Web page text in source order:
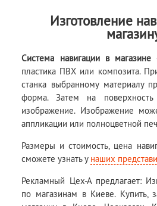
Изготовление
Система навигации в магазине
пластика ПВХ или композита.
станка выбранному материалу
форма. Затем на поверхность
изображение. Изображение
аппликации или полноцветной
Размеры и стоимость, цена
сможете узнать у наших
Рекламный Цех-А предлагает:
по магазинам в Киеве. Купить,